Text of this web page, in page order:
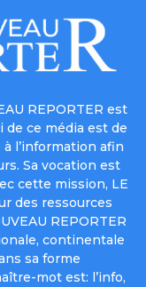
REPORTER est
de ce média est de
l’information afin
Sa vocation est
cette mission, LE
des ressources
REPORTER
continentale
sa forme
mot est: l’info,